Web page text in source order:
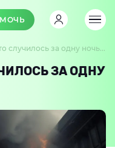
случилось за одну ночь...
ЗА ОДНУ